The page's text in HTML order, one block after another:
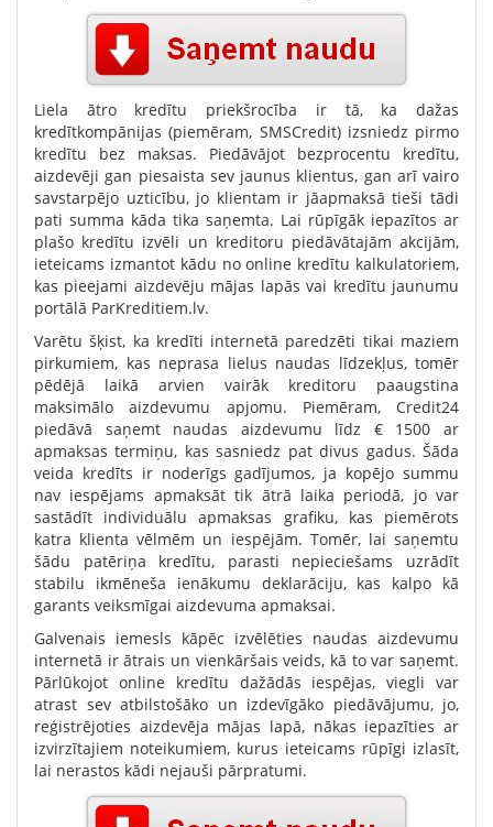
Liela ātro kredītu priekšrocība ir tā, ka dažas
kredītkompānijas (piemēram, SMSCredit) izsniedz pirmo
kredītu bez maksas. Piedāvājot bezprocentu kredītu,
aizdevēji gan piesaista sev jaunus klientus, gan arī vairo
savstarpējo uzticību, jo klientam ir jāapmaksā tieši tādi
pati summa kāda tika saņemta. Lai rūpīgāk iepazītos ar
plašo kredītu izvēli un kreditoru piedāvātajām akcijām,
ieteicams izmantot kādu no online kredītu kalkulatoriem,
kas pieejami aizdevēju mājas lapās vai kredītu jaunumu
portālā ParKreditiem.lv.
Varētu šķist, ka kredīti internetā paredzēti tikai maziem
pirkumiem, kas neprasa lielus naudas līdzekļus, tomēr
pēdējā laikā arvien vairāk kreditoru paaugstina
maksimālo aizdevumu apjomu. Piemēram, Credit24
piedāvā saņemt naudas aizdevumu līdz € 1500 ar
apmaksas termiņu, kas sasniedz pat divus gadus. Šāda
veida kredīts ir noderīgs gadījumos, ja kopējo summu
nav iespējams apmaksāt tik ātrā laika periodā, jo var
sastādīt individuālu apmaksas grafiku, kas piemērots
katra klienta vēlmēm un iespējām. Tomēr, lai saņemtu
šādu patēriņa kredītu, parasti nepieciešams uzrādīt
stabilu ikmēneša ienākumu deklarāciju, kas kalpo kā
garants veiksmīgai aizdevuma apmaksai.
Galvenais iemesls kāpēc izvēlēties naudas aizdevumu
internetā ir ātrais un vienkāršais veids, kā to var saņemt.
Pārlūkojot online kredītu dažādās iespējas, viegli var
atrast sev atbilstošāko un izdevīgāko piedāvājumu, jo,
reģistrējoties aizdevēja mājas lapā, nākas iepazīties ar
izvirzītajiem noteikumiem, kurus ieteicams rūpīgi izlasīt,
lai nerastos kādi nejauši pārpratumi.